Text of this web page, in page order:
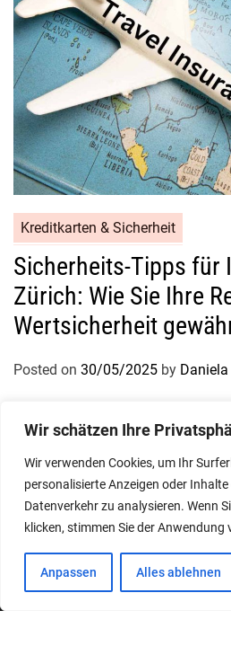
Wir schätzen Ihre
Wir verwenden Cookies, um Ihr
personalisierte Anzeigen oder
Datenverkehr zu analysieren. Wenn
klicken, stimmen Sie der Anwendung
Anpassen Alles ablehnen
Kreditkarten & Sicherheit
Sicherheits-Tipps für
Zürich: Wie Sie Ihre
Wertsicherheit
Posted on 30/05/2025 by Daniela
Designed & Developed by
ImpressumDatenschutzerklärung